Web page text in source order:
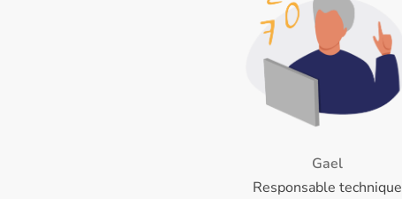
Gael
Responsable technique